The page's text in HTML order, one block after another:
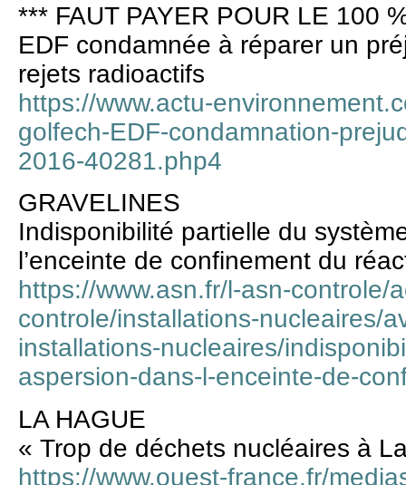
*** FAUT PAYER POUR LE 100
EDF condamnée à réparer un
rejets radioactifs
https://www.actu-
golfech-EDF-condamnation-
2016-40281.php4
GRAVELINES
Indisponibilité partielle du
l’enceinte de confinement du
https://www.asn.fr/l-asn-controle/
controle/installations-nucleaires/
installations-nucleaires/
aspersion-dans-l-enceinte-de-
LA HAGUE
« Trop de déchets nucléaires à
https://www.ouest-france.fr/